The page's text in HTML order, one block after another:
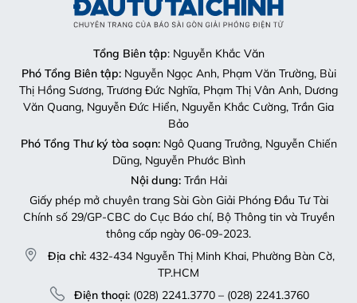
Tổng Biên tập: Nguyễn Khắc Văn
Phó Tổng Biên tập:Nguyễn Ngọc Anh, Phạm Văn Trường, Bùi
Thị Hồng Sương, Trương Đức Nghĩa, Phạm Thị Vân Anh, Dương
Văn Quang, Nguyễn Đức Hiển, Nguyễn Khắc Cường, Trần Gia
Bảo
Phó Tổng Thư ký tòa soạn:Ngô Quang Trưởng, Nguyễn Chiến
Dũng, Nguyễn Phước Bình
Nội dung:Trần Hải
Giấy phép mở chuyên trang Sài Gòn Giải Phóng Đầu Tư Tài
Chính số 29/GP-CBC do Cục Báo chí, Bộ Thông tin và Truyền
thông cấp ngày 06-09-2023.
Địa chỉ: 432-434 Nguyễn Thị Minh Khai, Phường Bàn Cờ,
TP.HCM
Điện thoại:(028) 2241.3770 – (028) 2241.3760